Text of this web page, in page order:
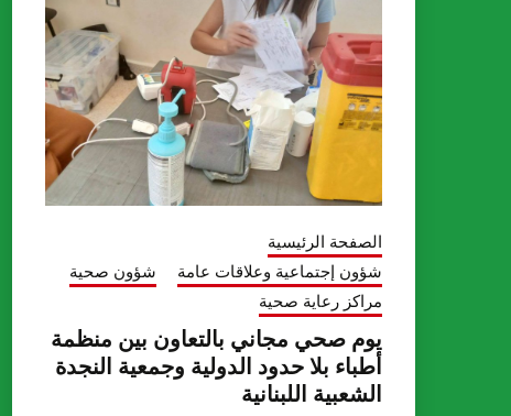
الصفحة الرئيسية
شؤون إجتماعية وعلاقات عامة
شؤون صحية
مراكز رعاية صحية
يوم صحي مجاني بالتعاون بين منظمة
أطباء بلا حدود الدولية وجمعية النجدة
الشعبية اللبنانية